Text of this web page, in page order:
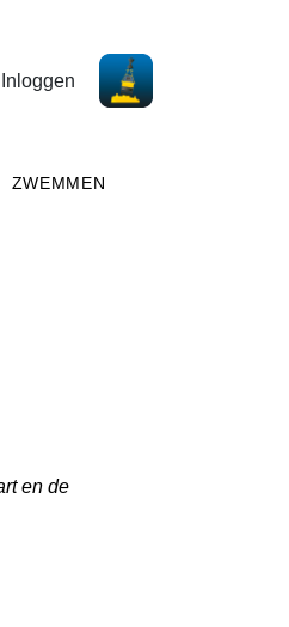
Inloggen
ZWEMMEN
en de